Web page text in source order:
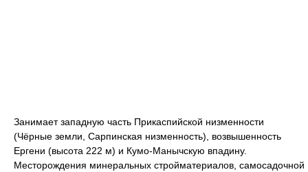
Занимает западную часть Прикаспийской низменности
(Чёрные земли, Сарпинская низменность), возвышенность
Ергени (высота 222 м) и Кумо-Манычскую впадину.
Месторождения минеральных стройматериалов, самосадочной